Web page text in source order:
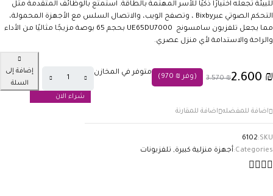
للبيئة تجعله اختيارًا ذكيًا للأسر المهتمة بالطاقة. استمتع بالوظائف المتقدمة مثل
التحكم الصوتي عبرBixby ، وتصفح الويب، والاتصال السلس مع الأجهزة المحمولة،
مما يجعل تلفزيون سامسونج UE65DU7000
بحجم 65 بوصة مزيجًا مثاليًا من الأداء
والراحة والاستدامة لأي منزل عصري.
3.570₪2.600 ₪ (وفر 970 ₪
)
متوفر في المخازن
إضافة إلى
السلة
شراء الان
SKU:
6102
Categories: أجهزة منزلية كبيرة, تلفزيونات